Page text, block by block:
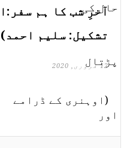
آخرِ شب کا ہم
تشکیل: سلیم احمد)
12 فروری, 2020
(اوہنری کے